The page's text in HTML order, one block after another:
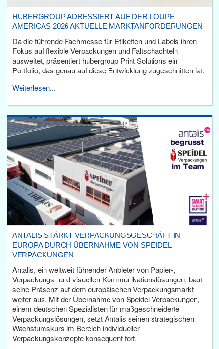
HUBERGROUP ADRESSIERT AUF DER LOUPE
AMERICAS 2026 AKTUELLE MARKTANFORDERUNGEN
Da die führende Fachmesse für Etiketten und Labels ihren
Fokus auf flexible Verpackungen und Faltschachteln
ausweitet, präsentiert hubergroup Print Solutions ein
Portfolio, das genau auf diese Entwicklung zugeschnitten ist.
Weiterlesen...
ANTALIS STÄRKT VERPACKUNGSGESCHÄFT IN
EUROPA DURCH ÜBERNAHME VON SPEIDEL
VERPACKUNGEN
Antalis, ein weltweit führender Anbieter von Papier-,
Verpackungs- und visuellen Kommunikationslösungen, baut
seine Präsenz auf dem europäischen Verpackungsmarkt
weiter aus. Mit der Übernahme von Speidel Verpackungen,
einem deutschen Spezialisten für maßgeschneiderte
Verpackungslösungen, setzt Antalis seinen strategischen
Wachstumskurs im Bereich individueller
Verpackungskonzepte konsequent fort.